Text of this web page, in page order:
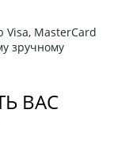
Visa, MasterCard
зручному
ВАС